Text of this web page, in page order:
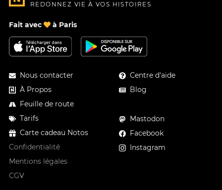
REDONNEZ VIE À VOS HISTOIRES
Fait avec à Paris
Nous contacter
À Propos
Feuille de route
Tarifs
Carte cadeau Notos
Confidentialité
Mentions légales
CGV
Centre d'aide
Blog
Mastodon
Facebook
Instagram